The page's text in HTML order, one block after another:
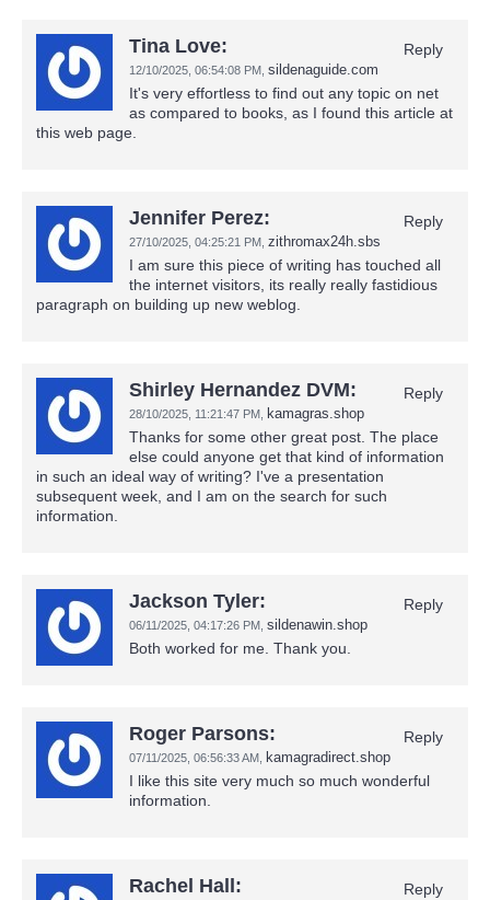
Tina Love:
12/10/2025, 06:54:08 PM sildenaguide.com
Reply
It's very effortless to find out any topic on net
as compared to books, as I found this article at
this web page.
Jennifer Perez:
27/10/2025, 04:25:21 PM zithromax24h.sbs
Reply
I am sure this piece of writing has touched all
the internet visitors, its really really fastidious
paragraph on building up new weblog.
Shirley Hernandez DVM:
28/10/2025, 11:21:47 PM kamagras.shop
Reply
Thanks for some other great post. The place
else could anyone get that kind of information
in such an ideal way of writing? I've a presentation
subsequent week, and I am on the search for such
information.
Jackson Tyler:
06/11/2025, 04:17:26 PM sildenawin.shop
Reply
Both worked for me. Thank you.
Roger Parsons:
07/11/2025, 06:56:33 AM kamagradirect.shop
Reply
I like this site very much so much wonderful
information.
Rachel Hall: Reply